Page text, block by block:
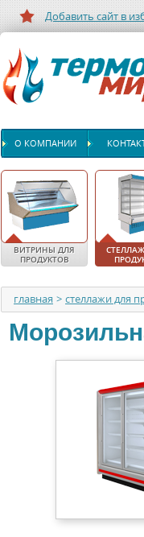
Добавить сайт в
О КОМПАНИИ
ВИТРИНЫ ДЛЯ
ПРОДУКТОВ
главная > стеллажи для